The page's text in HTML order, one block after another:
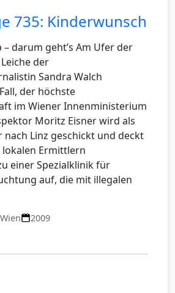
735: Kinderwunsch
darum geht’s Am Ufer der
der
Sandra Walch
der höchste
im Wiener Innenministerium
Moritz Eisner wird als
Linz geschickt und deckt
Ermittlern
einer Spezialklinik für
auf, die mit illegalen
2009